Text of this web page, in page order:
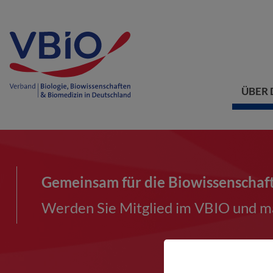
ÜBER
Gemeinsam für die
Werden Sie Mitglied im VBIO und